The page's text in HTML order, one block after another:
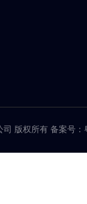
版权所有 备案号：